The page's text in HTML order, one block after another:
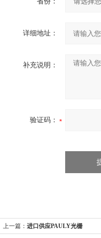
详细地址：
补充说明：
验证码：
上一篇： 进口供应PAULY光栅